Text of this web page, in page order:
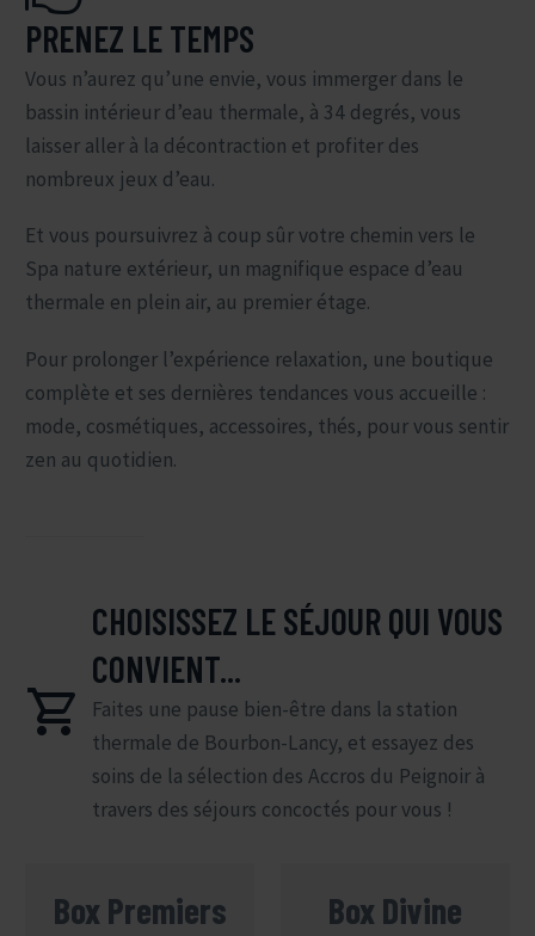
PRENEZ LE TEMPS
Vous n’aurez qu’une envie, vous immerger dans le
bassin intérieur d’eau thermale, à 34 degrés, vous
laisser aller à la décontraction et profiter des
nombreux jeux d’eau.
Et vous poursuivrez à coup sûr votre chemin vers le
Spa nature extérieur, un magnifique espace d’eau
thermale en plein air, au premier étage.
Pour prolonger l’expérience relaxation, une boutique
complète et ses dernières tendances vous accueille :
mode, cosmétiques, accessoires, thés, pour vous sentir
zen au quotidien.


CHOISISSEZ LE SÉJOUR QUI VOUS
CONVIENT...
Faites une pause bien-être dans la station
thermale de Bourbon-Lancy, et essayez des
soins de la sélection des Accros du Peignoir à
travers des séjours concoctés pour vous !
Box Premiers
Box Divine